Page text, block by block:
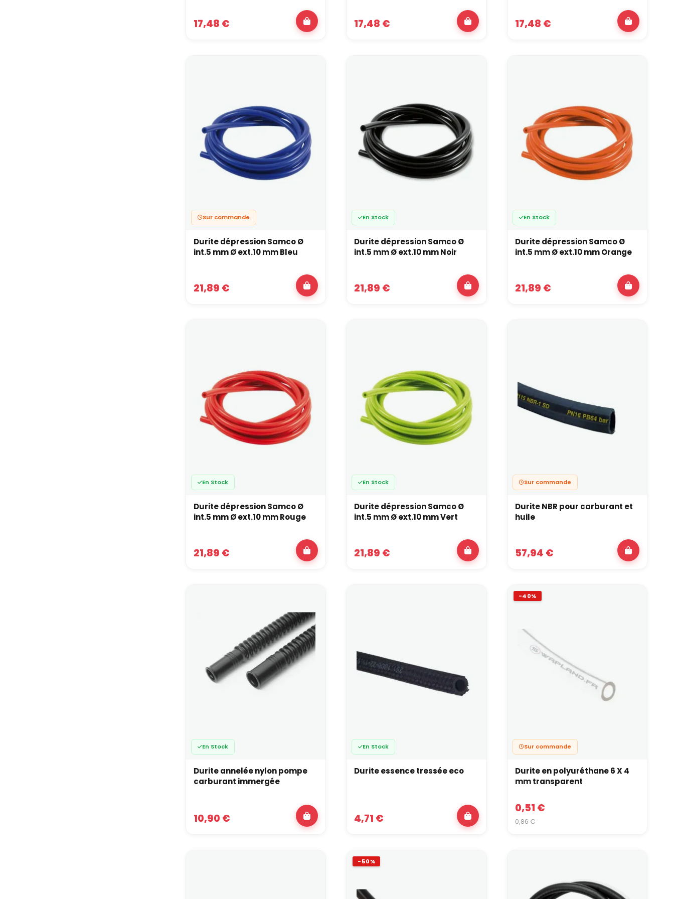
La sélection d’une durite doit toujours partir du fluide et du rôle du circuit :
priorité à la compatibilité avec l’essence et l’E85, à la tenue en pression et au cheminement sous châssis
Une durite moteur bien choisie, adaptée au fluide, à la pression et à la température de fonctionnement, permet à
l’ensemble du circuit d’exploiter pleinement le potentiel de la préparation sans sacrifier la fiabilité ni la sécurité.
En fonction du niveau de préparation, il est possible d’ajuster finement le choix des durites pour sécuriser chaque circuit
fluide.
Astuce de pro :un échange avec notre équipe peut vous permettre de valider rapidement les solutions les plus
cohérentes avec la configuration existante et votre projet !
17,48 € 17,48 € 17,48 €
Sur commande
Durite dépression Samco Ø
int.5 mm Ø ext.10 mm Bleu
21,89 €
En Stock
Durite dépression Samco Ø
int.5 mm Ø ext.10 mm Noir
21,89 €
En Stock
Durite dépression Samco Ø
int.5 mm Ø ext.10 mm Orange
21,89 €
En Stock
Durite dépression Samco Ø
int.5 mm Ø ext.10 mm Rouge
21,89 €
En Stock
Durite dépression Samco Ø
int.5 mm Ø ext.10 mm Vert
21,89 €
Sur commande
Durite NBR pour carburant et
huile
57,94 €
En Stock
Durite annelée nylon pompe
carburant immergée
10,90 €
En Stock
Durite essence tressée eco
4,71 €
-40%
Sur commande
Durite en polyuréthane 6 X 4
mm transparent
0,51 €
0,86 €
-50%